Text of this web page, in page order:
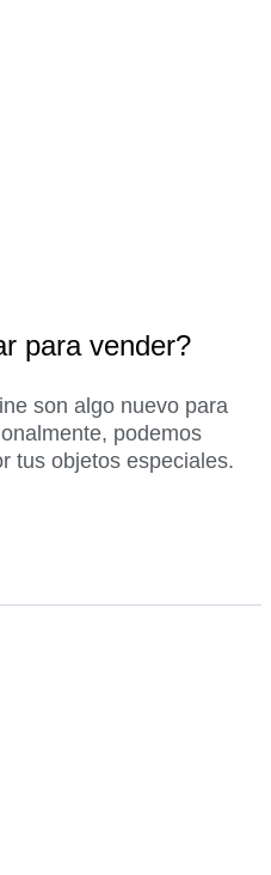
para vender?
son algo nuevo para
podemos
tus objetos especiales.